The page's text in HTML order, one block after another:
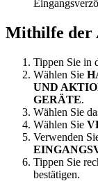
Mithilfe der
Tippen Sie in
Wählen Sie
UND
GERÄTE.
Wählen Sie
Wählen Sie
Verwenden
Tippen Sie
bestätigen.